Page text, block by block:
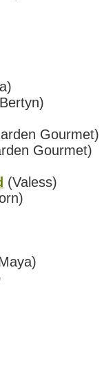
Gourmet)
Gourmet)
(Valess)